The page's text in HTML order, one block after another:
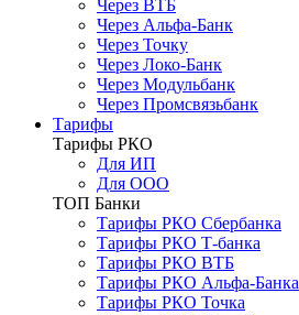
Через ВТБ
Через Альфа-Банк
Через Точку
Через Локо-Банк
Через Модульбанк
Через Промсвязьбанк
Тарифы
Тарифы РКО
Для ИП
Для ООО
ТОП Банки
Тарифы РКО Сбербанка
Тарифы РКО Т-банка
Тарифы РКО ВТБ
Тарифы РКО Альфа-Банка
Тарифы РКО Точка